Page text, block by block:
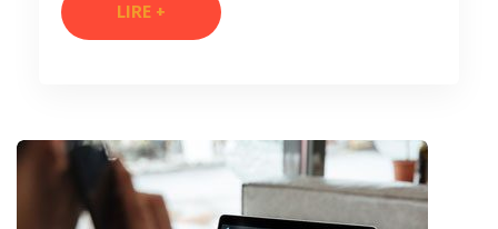
LIRE +